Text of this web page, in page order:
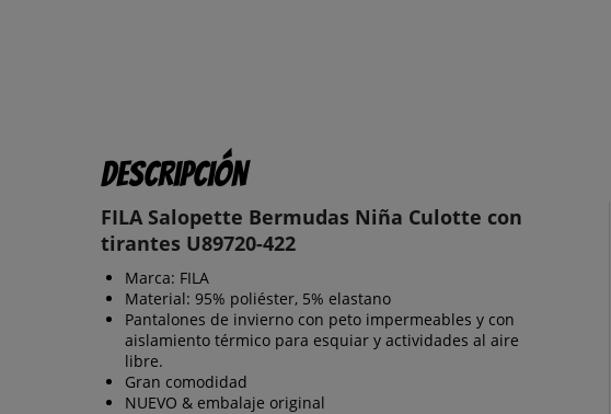
Descripción
FILA Salopette Bermudas Niña Culotte con
tirantes U89720-422
Marca: FILA
Material: 95% poliéster, 5% elastano
Pantalones de invierno con peto impermeables y con
aislamiento térmico para esquiar y actividades al aire
libre.
Gran comodidad
NUEVO & embalaje original